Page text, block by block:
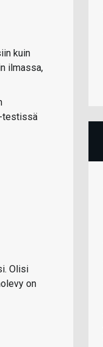
kuin
ilmassa,
testissä
Olisi
on